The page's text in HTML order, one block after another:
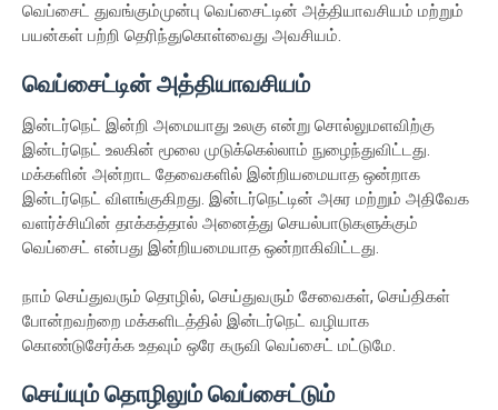
வெப்சைட் துவங்கும்முன்பு வெப்சைட்டின் அத்தியாவசியம் மற்றும்
பயன்கள் பற்றி தெரிந்துகொள்வைது அவசியம்.
வெப்சைட்டின் அத்தியாவசியம்
இன்டர்நெட் இன்றி அமையாது உலகு என்று சொல்லுமளவிற்கு
இன்டர்நெட் உலகின் மூலை முடுக்கெல்லாம் நுழைந்துவிட்டது.
மக்களின் அன்றாட தேவைகளில் இன்றியமையாத ஒன்றாக
இன்டர்நெட் விளங்குகிறது. இன்டர்நெட்டின் அசுர மற்றும் அதிவேக
வளர்ச்சியின் தாக்கத்தால் அனைத்து செயல்பாடுகளுக்கும்
வெப்சைட் என்பது இன்றியமையாத ஒன்றாகிவிட்டது.
நாம் செய்துவரும் தொழில், செய்துவரும் சேவைகள், செய்திகள்
போன்றவற்றை மக்களிடத்தில் இன்டர்நெட் வழியாக
கொண்டுசேர்க்க உதவும் ஒரே கருவி வெப்சைட் மட்டுமே.
செய்யும் தொழிலும் வெப்சைட்டும்